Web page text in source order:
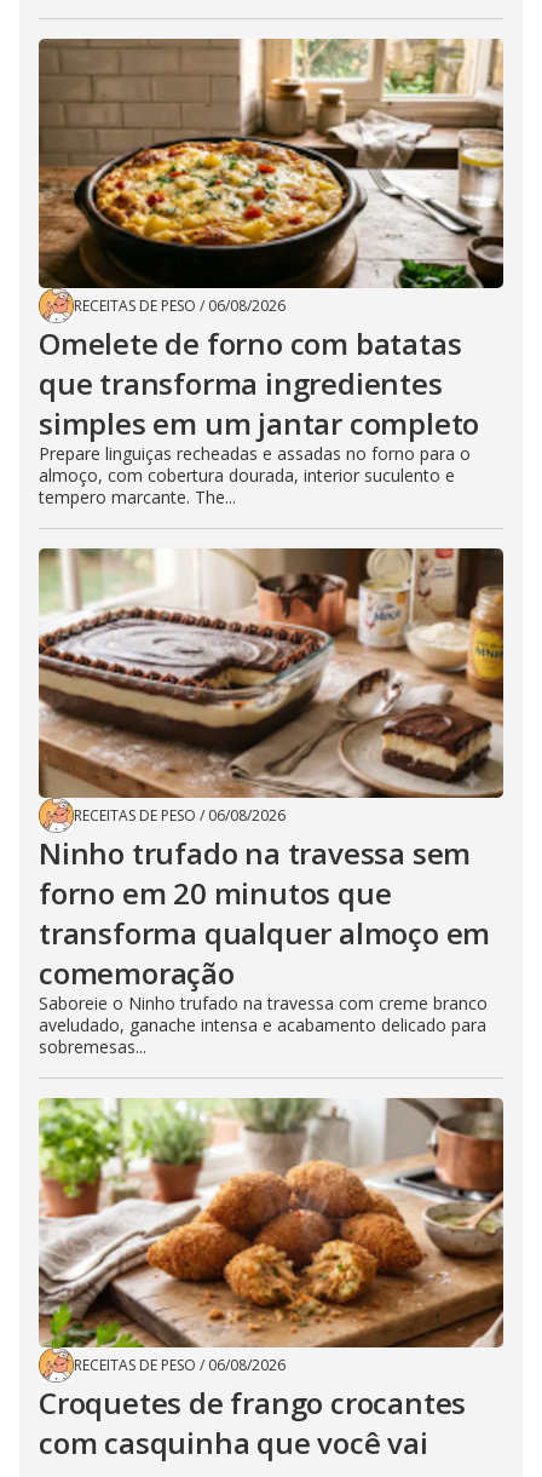
RECEITAS DE PESO / 06/08/2026
Omelete de forno com batatas
que transforma ingredientes
simples em um jantar completo
Prepare linguiças recheadas e assadas no forno para o
almoço, com cobertura dourada, interior suculento e
tempero marcante. The...
RECEITAS DE PESO / 06/08/2026
Ninho trufado na travessa sem
forno em 20 minutos que
transforma qualquer almoço em
comemoração
Saboreie o Ninho trufado na travessa com creme branco
aveludado, ganache intensa e acabamento delicado para
sobremesas...
RECEITAS DE PESO / 06/08/2026
Croquetes de frango crocantes
com casquinha que você vai